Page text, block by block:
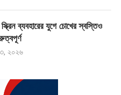
ব্যবহারের যুগে চোখের স্বস্তিও
২০২৬